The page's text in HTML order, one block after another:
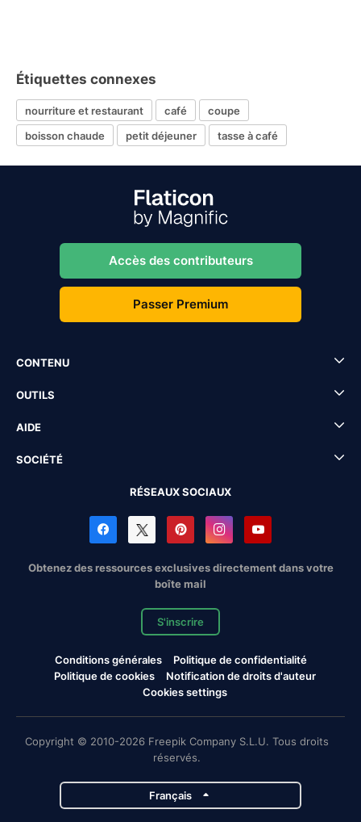
Étiquettes connexes
nourriture et restaurant café
coupe
boisson chaude
petit déjeuner tasse à café
Accès des contributeurs
Passer Premium
CONTENU
OUTILS
AIDE
SOCIÉTÉ
RÉSEAUX SOCIAUX
Obtenez des ressources exclusives directement dans votre
boîte mail
S'inscrire
Conditions générales
Politique de confidentialité
Politique de cookies
Notification de droits d'auteur
Cookies settings
Copyright © 2010-2026 Freepik Company S.L.U. Tous droits
réservés.
Français